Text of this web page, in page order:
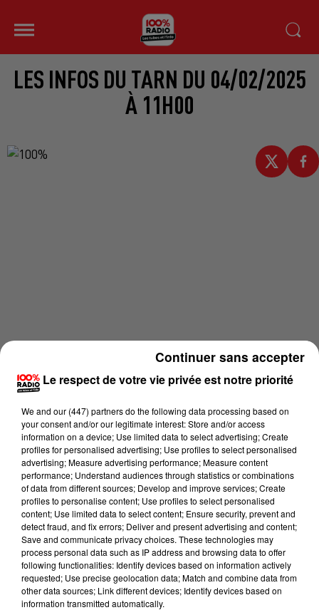
LES INFOS DU TARN DU 04/02/2025
À 11H00
Lecture (2 min 14 sec)
100%
Le respect de votre vie privée est notre priorité
We and our (447) partnersdo the following data processing based on
your consent and/or our legitimate interest: Store and/or access
information on a device; Use limited data to select advertising; Create
profiles for personalised advertising; Use profiles to select personalised
advertising; Measure advertising performance; Measure content
performance; Understand audiences through statistics or combinations
of data from different sources; Develop and improve services; Create
profiles to personalise content; Use profiles to select personalised
content; Use limited data to select content; Ensure security, prevent and
detect fraud, and fix errors; Deliver and present advertising and content;
Save and communicate privacy choices. These technologies may
process personal data such as IP address and browsing data to offer
following functionalities: Identify devices based on information actively
requested; Use precise geolocation data; Match and combine data from
other data sources; Link different devices; Identify devices based on
information transmitted automatically.
Continuer sans accepter